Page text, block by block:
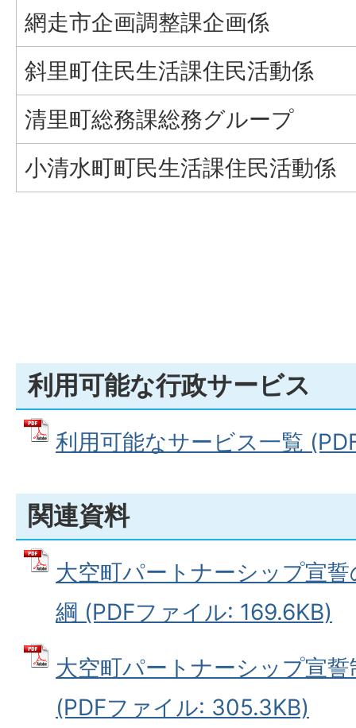
網走市企画調整課企画係
斜里町住民生活課住民活動係
清里町総務課総務グループ
小清水町町民生活課住民活動係
利用可能な行政サービス
利用可能なサービス一覧
関連資料
大空町パートナーシップ宣
綱 (PDFファイル: 169.6KB)
大空町パートナーシップ宣
(PDFファイル: 305.3KB)